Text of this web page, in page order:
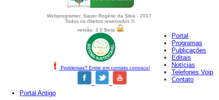
Webprogramer: Sauer Rogério da Silva - 2017
Todos os direitos reservados ©.
versão: 3.0 Beta
Problemas? Entre em contato conosco!
Portal
Programas
Publicações
Editais
Notícias
Telefones Voip
Contato
Portal Antigo